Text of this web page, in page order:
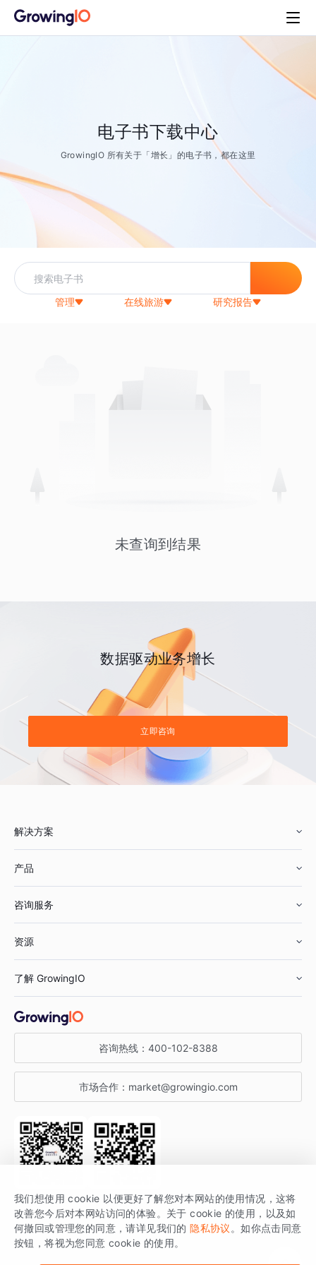
电子书下载中心
GrowingIO 所有关于「增长」的电子书，都在这里
管理 在线旅游 研究报告
未查询到结果
数据驱动业务增长
立即咨询
解决方案
鞋服行业
汽车行业
金融行业
产品
智能运营
获客分析
咨询服务
资源
增长公开课
增长博客
开发者文档
SDK 文档
场景指南
了解 GrowingIO
关于 GrowingIO
增长大会
行业活动
咨询热线： 400-102-8388
市场合作： market@growingio.com
关注公众号 获取更多干货
GrowingIO 是专注于数据智能分析与增长的品牌，核心平台为 GrowingIO
分析云。
我们想使用 cookie 以便更好了解您对本网站的使用情况，这将
改善您今后对本网站访问的体验。关于 cookie 的使用，以及如
何撤回或管理您的同意，请详见我们的 隐私协议 。如你点击同意
按钮，将视为您同意 cookie 的使用。